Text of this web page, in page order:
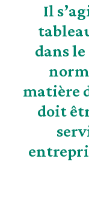
Il
dans
matière
doit